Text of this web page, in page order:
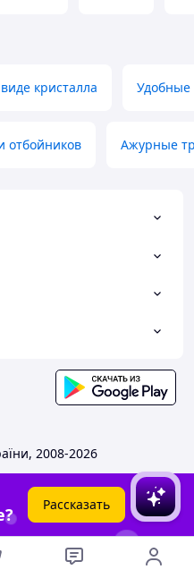
кристалла Удобные
отбойников Ажурные
2008-2026
Рассказать